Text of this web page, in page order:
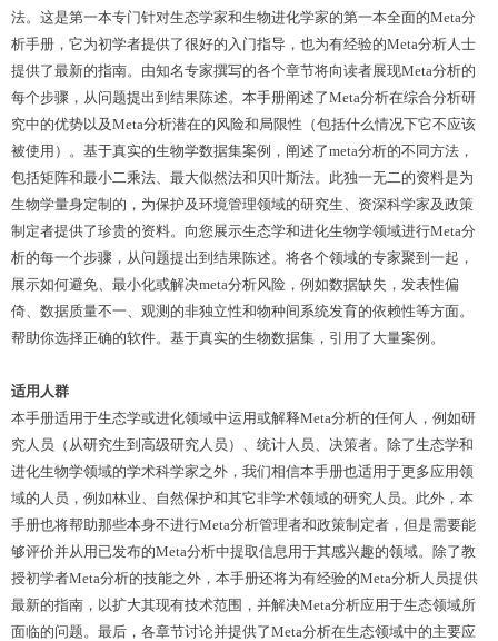
法。这是第一本专门针对生态学家和生物进化学家的第一本全面的Meta分
析手册，它为初学者提供了很好的入门指导，也为有经验的Meta分析人士
提供了最新的指南。由知名专家撰写的各个章节将向读者展现Meta分析的
每个步骤，从问题提出到结果陈述。本手册阐述了Meta分析在综合分析研
究中的优势以及Meta分析潜在的风险和局限性（包括什么情况下它不应该
被使用）。基于真实的生物学数据集案例，阐述了meta分析的不同方法，
包括矩阵和最小二乘法、最大似然法和贝叶斯法。此独一无二的资料是为
生物学量身定制的，为保护及环境管理领域的研究生、资深科学家及政策
制定者提供了珍贵的资料。向您展示生态学和进化生物学领域进行Meta分
析的每一个步骤，从问题提出到结果陈述。将各个领域的专家聚到一起，
展示如何避免、最小化或解决meta分析风险，例如数据缺失，发表性偏
倚、数据质量不一、观测的非独立性和物种间系统发育的依赖性等方面。
帮助你选择正确的软件。基于真实的生物数据集，引用了大量案例。
适用人群
本手册适用于生态学或进化领域中运用或解释Meta分析的任何人，例如研
究人员（从研究生到高级研究人员）、统计人员、决策者。除了生态学和
进化生物学领域的学术科学家之外，我们相信本手册也适用于更多应用领
域的人员，例如林业、自然保护和其它非学术领域的研究人员。此外，本
手册也将帮助那些本身不进行Meta分析管理者和政策制定者，但是需要能
够评价并从用已发布的Meta分析中提取信息用于其感兴趣的领域。除了教
授初学者Meta分析的技能之外，本手册还将为有经验的Meta分析人员提供
最新的指南，以扩大其现有技术范围，并解决Meta分析应用于生态领域所
面临的问题。最后，各章节讨论并提供了Meta分析在生态领域中的主要应